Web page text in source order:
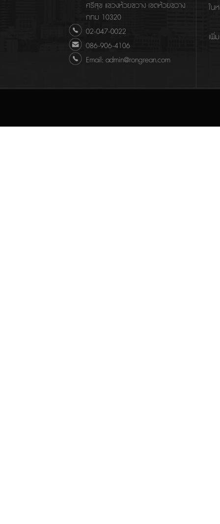
ศรีสุข แขวงห้วยขวาง เขตห้วยขวาง
กทม 10320
02-047-0022
086-906-4106
Email: admin@rongrean.com
ใน
เพิ่